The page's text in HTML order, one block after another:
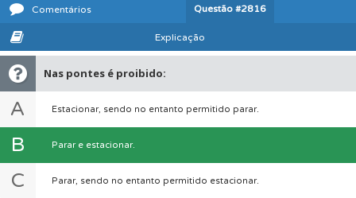
Comentários Questão #2816
Explicação
Nas pontes é proibido:
A Estacionar, sendo no entanto permitido parar.
B Parar e estacionar.
C Parar, sendo no entanto permitido estacionar.